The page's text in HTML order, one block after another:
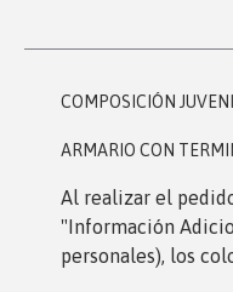
COMPOSICIÓN
ARMARIO CON
Al realizar el
"Información
personales), los